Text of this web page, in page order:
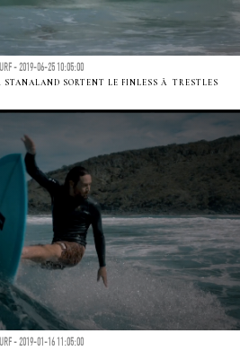
- 2019-06-25 10:05:00
SORTENT LE FINLESS Ã TRESTLES
- 2019-01-16 11:05:00